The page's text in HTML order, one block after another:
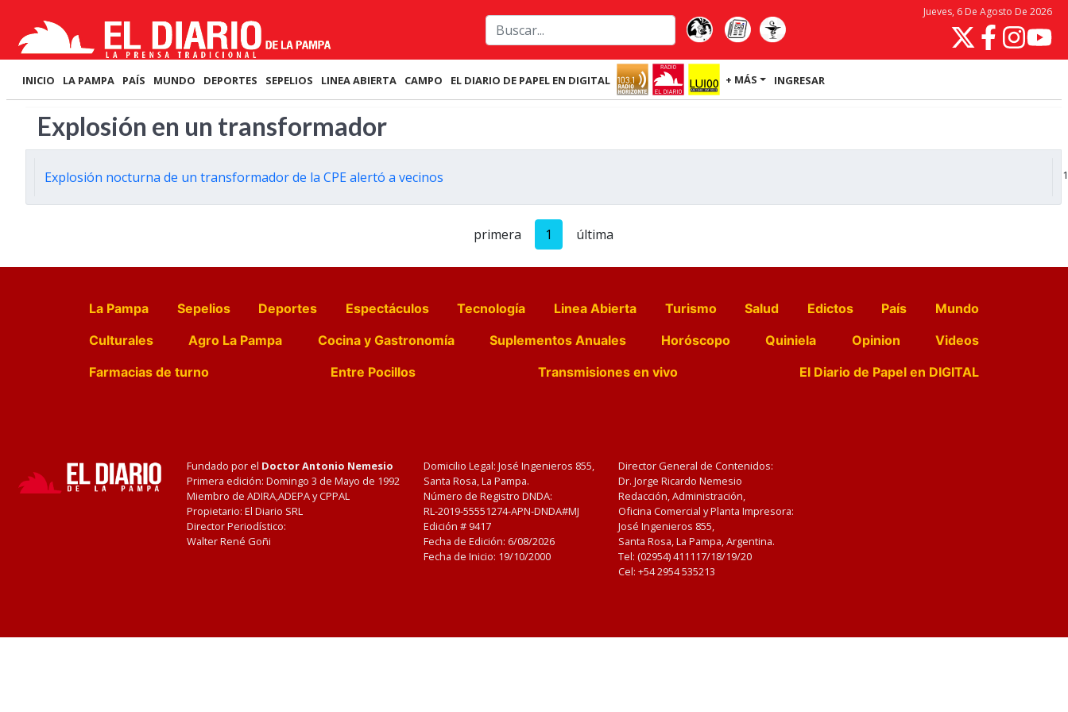
Jueves, 6 De Agosto De 2026
INICIO LA PAMPA PAÍS MUNDO DEPORTES SEPELIOS LINEA ABIERTA CAMPO EL DIARIO DE PAPEL EN DIGITAL + MÁS INGRESAR
Explosión en un transformador
Explosión nocturna de un transformador de la CPE alertó a vecinos
primera 1 última
La Pampa Sepelios Deportes Espectáculos Tecnología Linea Abierta Turismo Salud Edictos País
Mundo
Culturales
Agro La Pampa Cocina y Gastronomía Suplementos Anuales Horóscopo Quiniela Opinion
Videos
Farmacias de turno
Entre Pocillos Transmisiones en vivo El Diario de Papel en DIGITAL
Fundado por el Doctor Antonio Nemesio
Primera edición: Domingo 3 de Mayo de 1992
Miembro de ADIRA,ADEPA y CPPAL
Propietario: El Diario SRL
Director Periodístico:
Walter René Goñi
Domicilio Legal: José Ingenieros 855,
Santa Rosa, La Pampa.
Número de Registro DNDA:
RL-2019-55551274-APN-DNDA#MJ
Edición # 9417
Fecha de Edición: 6/08/2026
Fecha de Inicio: 19/10/2000
Director General de Contenidos:
Dr. Jorge Ricardo Nemesio
Redacción, Administración,
Oficina Comercial y Planta Impresora:
José Ingenieros 855,
Santa Rosa, La Pampa, Argentina.
Tel: (02954) 411117/18/19/20
Cel: +54 2954 535213